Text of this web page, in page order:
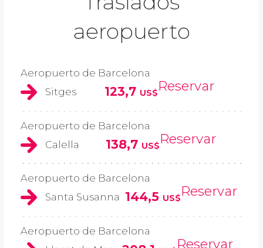
aeropuerto
Aeropuerto de Barcelona
Sitges
123,7 US$Reservar
Aeropuerto de Barcelona
Calella
138,7 US$Reservar
Aeropuerto de Barcelona
Santa Susanna 144,5 US$Reservar
Aeropuerto de Barcelona
Reservar